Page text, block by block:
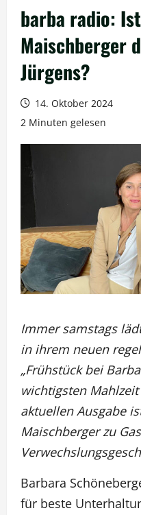
barba radio:
Maischberger
Jürgens?
14. Oktober 2024
2 Minuten gelesen
Immer samstags
in ihrem neuen
„Frühstück bei
wichtigsten
aktuellen Ausgabe
Maischberger zu
Barbara
für beste